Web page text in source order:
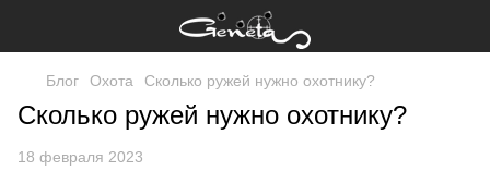
Блог Охота Сколько ружей нужно охотнику?
Сколько ружей нужно охотнику?
18 февраля 2023